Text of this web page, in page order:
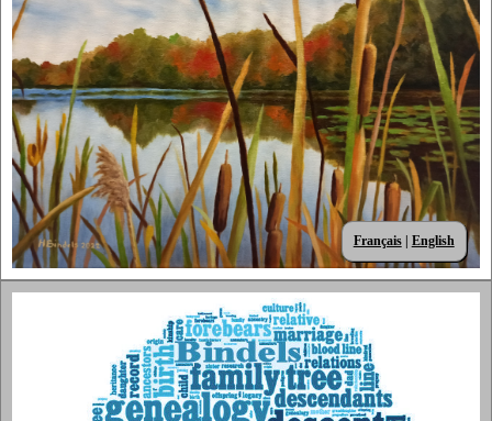
Français| English